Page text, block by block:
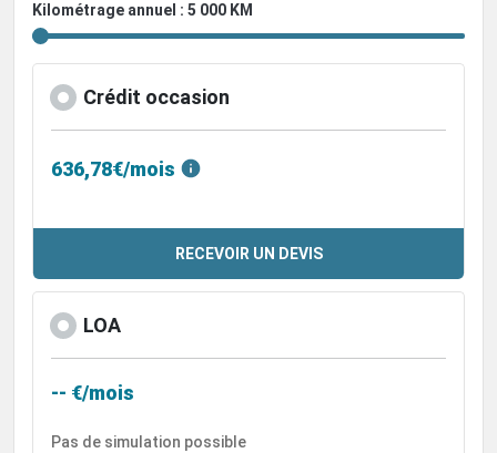
Kilométrage annuel : 5 000 KM
Crédit occasion
636,78€/mois
RECEVOIR UN DEVIS
LOA
-- €/mois
Pas de simulation possible